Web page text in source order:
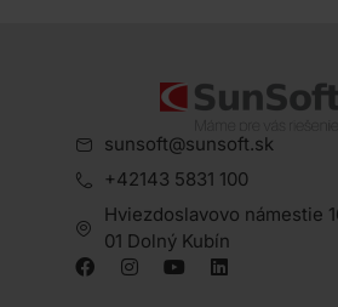
sunsoft@sunsoft.sk
+42143 5831 100
Hviezdoslavovo námestie
01 Dolný Kubín